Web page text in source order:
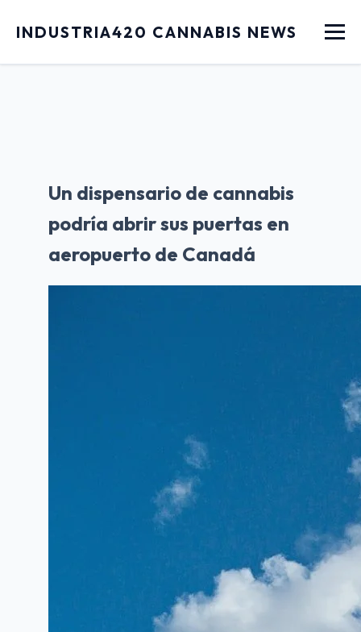
INDUSTRIA420 CANNABIS NEWS Menu
Un dispensario de cannabis
podría abrir sus puertas en
aeropuerto de Canadá